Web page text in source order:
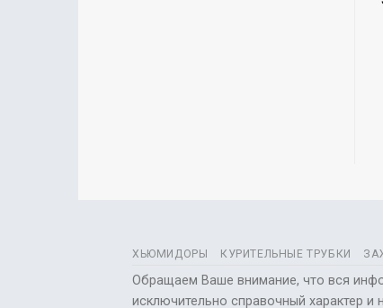
ХЬЮМИДОРЫ КУРИТЕЛЬНЫЕ ТРУБКИ
Обращаем Ваше внимание, что вся
исключительно справочный характер